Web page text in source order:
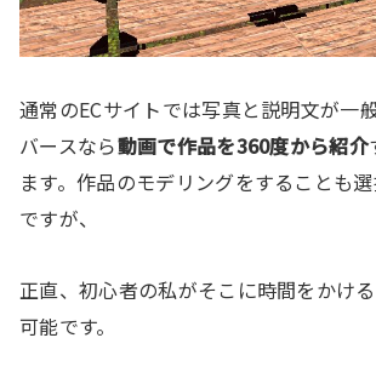
通常のECサイトでは写真と説明文が一
バースなら動画で作品を360度から紹介
ます。作品のモデリングをすることも
ですが、
正直、初心者の私がそこに時間をかけ
可能です。